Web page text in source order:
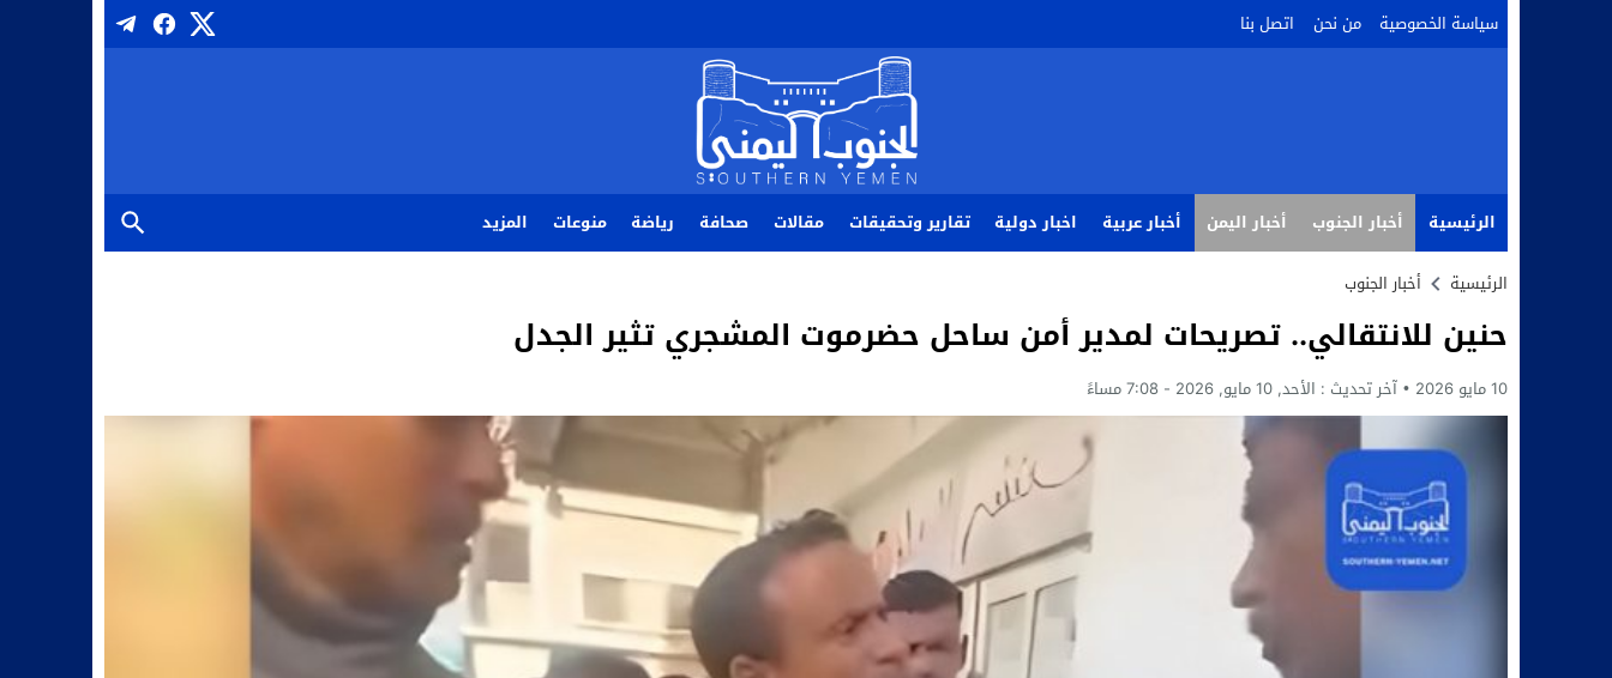
سياسة الخصوصية من نحن اتصل بنا
الرئيسية أخبار الجنوب أخبار اليمن أخبار عربية اخبار دولية تقارير وتحقيقات مقالات صحافة رياضة منوعات المزيد
الرئيسية أخبار الجنوب
حنين للانتقالي.. تصريحات لمدير أمن ساحل حضرموت المشجري تثير الجدل
10 مايو 2026 آخر تحديث : الأحد, 10 مايو, 2026 - 7:08 مساءً